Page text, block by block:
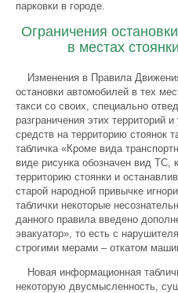
парковки в городе.
Ограничения
в местах
Изменения в Правила
остановки автомобилей в тех
такси со своих, специально
разграничения этих территорий
средств на территорию стоянок
табличка «Кроме вида
виде рисунка обозначен вид ТС,
территорию стоянки и
старой народной привычке
таблички некоторые
данного правила введено
эвакуатор», то есть с
строгими мерами – откатом
Новая информационная
некоторую двусмысленность,